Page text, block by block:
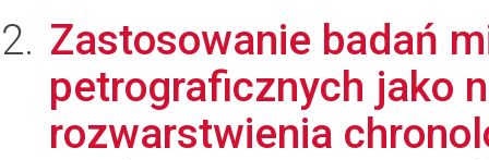
Zastosowanie badań
petrograficznych jako
rozwarstwienia